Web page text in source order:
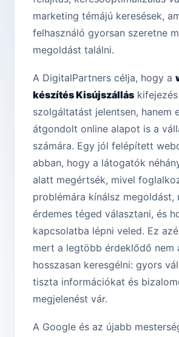
marketing témájú keresések,
felhasználó gyorsan szeretne
megoldást találni.
A DigitalPartners célja, hogy a
készítés Kisújszállás
szolgáltatást jelentsen, hanem
átgondolt online alapot is a
számára. Egy jól felépített
abban, hogy a látogatók
alatt megértsék, mivel
problémára kínálsz megoldást,
érdemes téged választani, és
kapcsolatba lépni veled. Ez
mert a legtöbb érdeklődő nem
hosszasan keresgélni: gyors
tiszta információkat és
megjelenést vár.
A Google és az újabb